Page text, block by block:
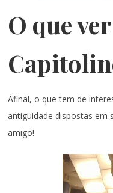
O que
Afinal, o que tem de
antiguidade dispostas em
amigo!